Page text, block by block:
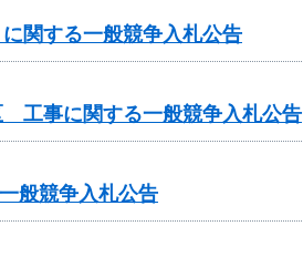
する一般競争入札公告
工事に関する一般競争入札公告
般競争入札公告